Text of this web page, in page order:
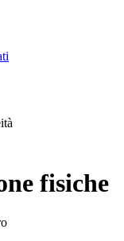
fisiche